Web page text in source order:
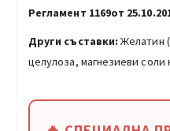
Регламент 1169от
Други съставки: Желатин
целулоза, магнезиеви соли